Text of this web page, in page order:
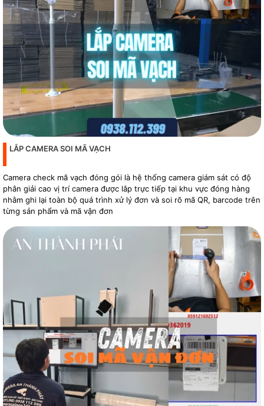
LẮP CAMERA SOI MÃ VẠCH
Camera check mã vạch đóng gói là hệ thống camera giám sát có độ
phân giải cao vị trí camera được lắp trực tiếp tại khu vực đóng hàng
nhằm ghi lại toàn bộ quá trình xử lý đơn và soi rõ mã QR, barcode trên
từng sản phẩm và mã vận đơn